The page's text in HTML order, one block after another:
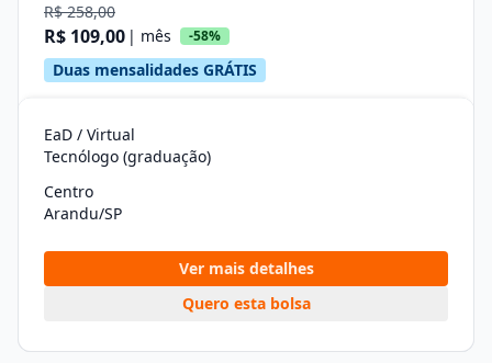
R$ 258,00
R$ 109,00 | mês -58%
Duas mensalidades GRÁTIS
EaD / Virtual
Tecnólogo (graduação)
Centro
Arandu/SP
Ver mais detalhes
Quero esta bolsa